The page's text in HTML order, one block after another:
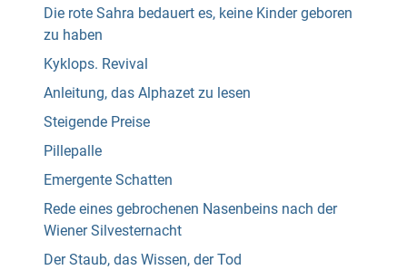
Die rote Sahra bedauert es, keine Kinder geboren
zu haben
Kyklops. Revival
Anleitung, das Alphazet zu lesen
Steigende Preise
Pillepalle
Emergente Schatten
Rede eines gebrochenen Nasenbeins nach der
Wiener Silvesternacht
Der Staub, das Wissen, der Tod